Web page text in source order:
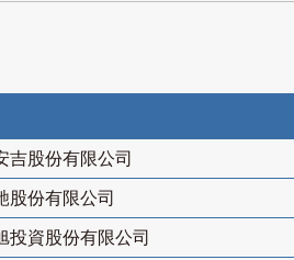
吉股份有限公司
股份有限公司
投資股份有限公司